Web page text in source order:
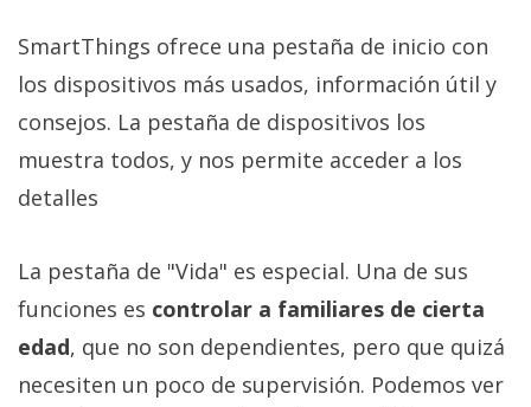
SmartThings ofrece una pestaña de inicio con
los dispositivos más usados, información útil y
consejos. La pestaña de dispositivos los
muestra todos, y nos permite acceder a los
detalles
La pestaña de "Vida" es especial. Una de sus
funciones es controlar a familiares de cierta
edad, que no son dependientes, pero que quizá
necesiten un poco de supervisión. Podemos ver